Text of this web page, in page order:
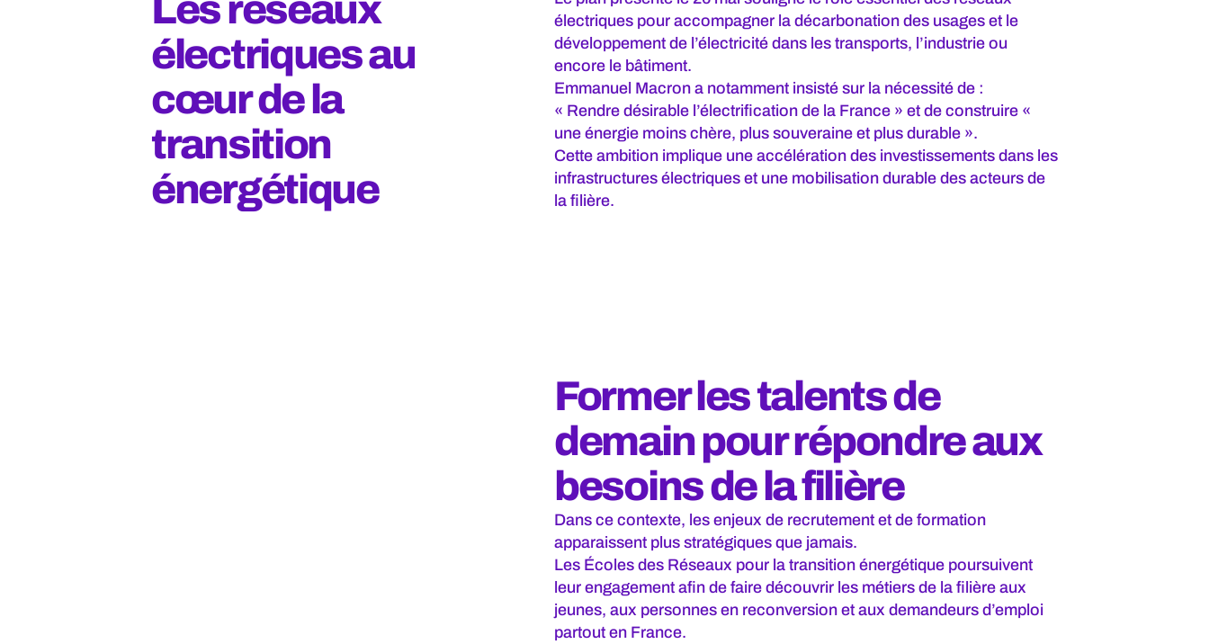
Les réseaux
électriques au
cœur de la
transition
énergétique
électriques pour accompagner la décarbonation des usages et le
développement de l’électricité dans les transports, l’industrie ou
encore le bâtiment.
Emmanuel Macron a notamment insisté sur la nécessité de :
« Rendre désirable l’électrification de la France » et de construire «
une énergie moins chère, plus souveraine et plus durable ».
Cette ambition implique une accélération des investissements dans les
infrastructures électriques et une mobilisation durable des acteurs de
la filière.
Former les talents de
demain pour répondre aux
besoins de la filière
Dans ce contexte, les enjeux de recrutement et de formation
apparaissent plus stratégiques que jamais.
Les Écoles des Réseaux pour la transition énergétique poursuivent
leur engagement afin de faire découvrir les métiers de la filière aux
jeunes, aux personnes en reconversion et aux demandeurs d’emploi
partout en France.